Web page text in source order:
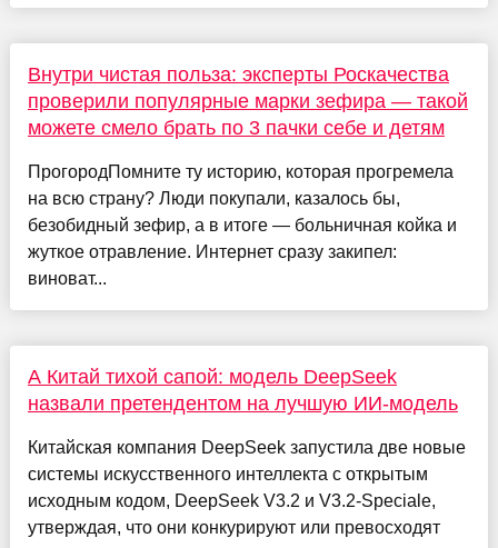
Внутри чистая польза: эксперты Роскачества
проверили популярные марки зефира — такой
можете смело брать по 3 пачки себе и детям
ПрогородПомните ту историю, которая прогремела
на всю страну? Люди покупали, казалось бы,
безобидный зефир, а в итоге — больничная койка и
жуткое отравление. Интернет сразу закипел:
виноват...
А Китай тихой сапой: модель DeepSeek
назвали претендентом на лучшую ИИ-модель
Китайская компания DeepSeek запустила две новые
системы искусственного интеллекта с открытым
исходным кодом, DeepSeek V3.2 и V3.2-Speciale,
утверждая, что они конкурируют или превосходят